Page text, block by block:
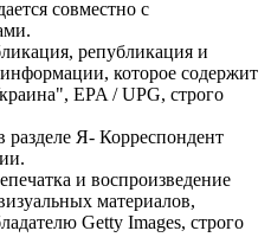
совместно с
републикация и
которое содержит
EPA / UPG, строго
разделе Я- Корреспондент
и воспроизведение
материалов,
Getty Images, строго